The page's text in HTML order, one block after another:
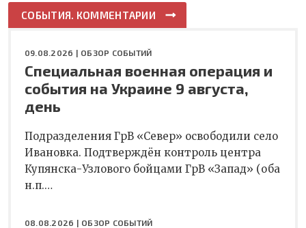
СОБЫТИЯ. КОММЕНТАРИИ
09.08.2026 | ОБЗОР СОБЫТИЙ
Специальная военная операция и
события на Украине 9 августа,
день
Подразделения ГрВ «Север» освободили село
Ивановка. Подтверждён контроль центра
Купянска-Узлового бойцами ГрВ «Запад» (оба
н.п.…
08.08.2026 | ОБЗОР СОБЫТИЙ